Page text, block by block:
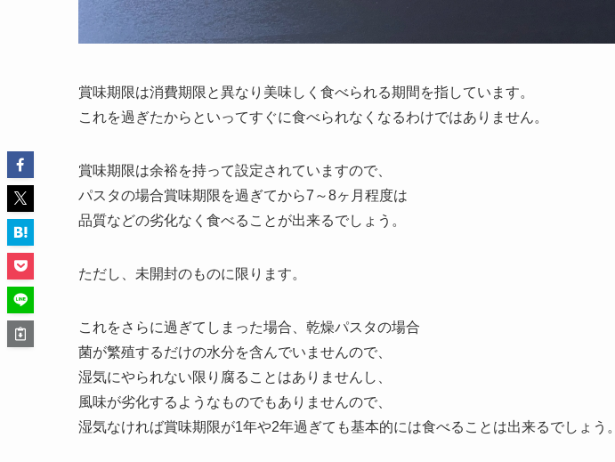
賞味期限は消費期限と異なり美味しく食べられる期間を指しています。
これを過ぎたからといってすぐに食べられなくなるわけではありません。
賞味期限は余裕を持って設定されていますので、
パスタの場合賞味期限を過ぎてから7～8ヶ月程度は
品質などの劣化なく食べることが出来るでしょう。
ただし、未開封のものに限ります。
これをさらに過ぎてしまった場合、乾燥パスタの場合
菌が繁殖するだけの水分を含んでいませんので、
湿気にやられない限り腐ることはありませんし、
風味が劣化するようなものでもありませんので、
湿気なければ賞味期限が1年や2年過ぎても基本的には食べることは出来るでしょう。